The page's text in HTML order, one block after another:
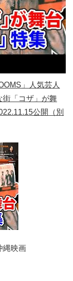
」人気芸人
街「コザ」が舞
公開
（別
縄映画